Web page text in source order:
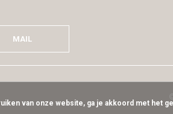
MAIL
van onze website, ga je akkoord met het